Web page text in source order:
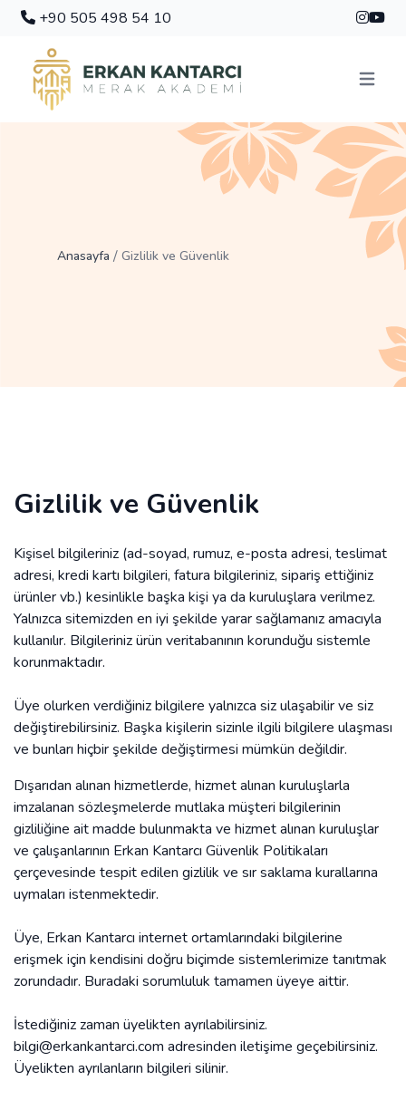
+90 505 498 54 10
Menüyü
Anasayfa / Gizlilik ve Güvenlik
Gizlilik ve Güvenlik
Kişisel bilgileriniz (ad-soyad, rumuz, e-posta adresi, teslimat
adresi, kredi kartı bilgileri, fatura bilgileriniz, sipariş ettiğiniz
ürünler vb.) kesinlikle başka kişi ya da kuruluşlara verilmez.
Yalnızca sitemizden en iyi şekilde yarar sağlamanız amacıyla
kullanılır. Bilgileriniz ürün veritabanının korunduğu sistemle
korunmaktadır.
Üye olurken verdiğiniz bilgilere yalnızca siz ulaşabilir ve siz
değiştirebilirsiniz. Başka kişilerin sizinle ilgili bilgilere ulaşması
ve bunları hiçbir şekilde değiştirmesi mümkün değildir.
Dışarıdan alınan hizmetlerde, hizmet alınan kuruluşlarla
imzalanan sözleşmelerde mutlaka müşteri bilgilerinin
gizliliğine ait madde bulunmakta ve hizmet alınan kuruluşlar
ve çalışanlarının Erkan Kantarcı Güvenlik Politikaları
çerçevesinde tespit edilen gizlilik ve sır saklama kurallarına
uymaları istenmektedir.
Üye, Erkan Kantarcı internet ortamlarındaki bilgilerine
erişmek için kendisini doğru biçimde sistemlerimize tanıtmak
zorundadır. Buradaki sorumluluk tamamen üyeye aittir.
İstediğiniz zaman üyelikten ayrılabilirsiniz.
bilgi@erkankantarci.com adresinden iletişime geçebilirsiniz.
Üyelikten ayrılanların bilgileri silinir.